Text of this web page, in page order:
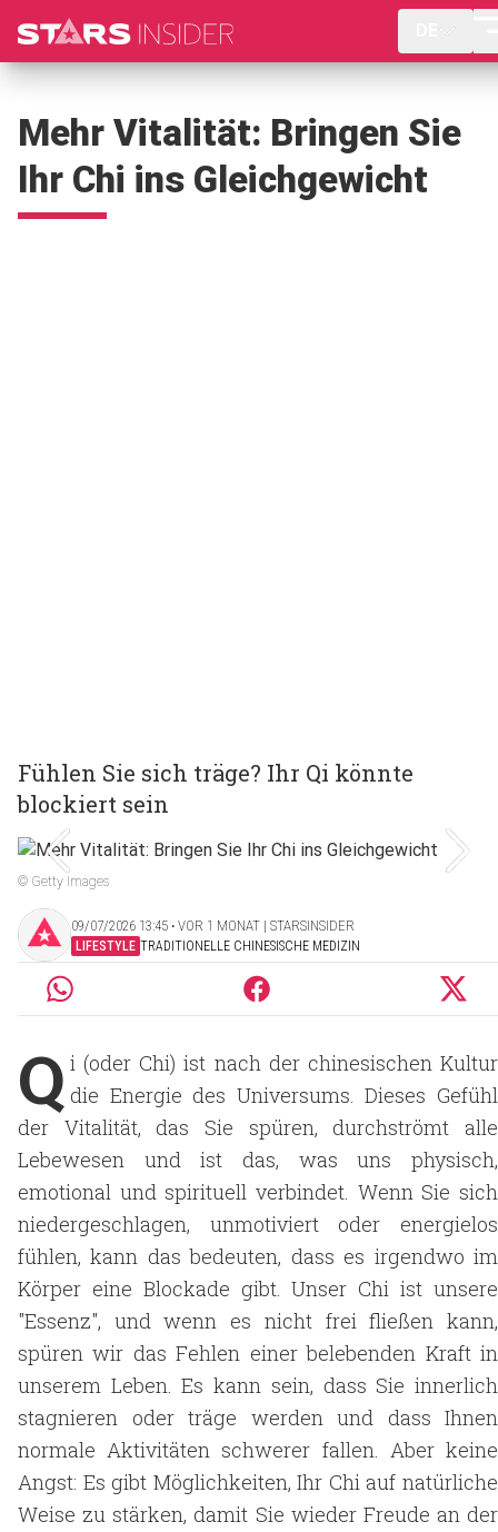
Mehr Vitalität: Bringen Sie
Ihr Chi ins Gleichgewicht
Fühlen Sie sich träge? Ihr Qi könnte
blockiert sein
© Getty Images
09/07/2026 13:45 ‧ VOR 1 MONAT | STARSINSIDER
LIFESTYLE TRADITIONELLE CHINESISCHE MEDIZIN
Q i (oder Chi) ist nach der chinesischen Kultur
die Energie des Universums. Dieses Gefühl
der Vitalität, das Sie spüren, durchströmt alle
Lebewesen und ist das, was uns physisch,
emotional und spirituell verbindet. Wenn Sie sich
niedergeschlagen, unmotiviert oder energielos
fühlen, kann das bedeuten, dass es irgendwo im
Körper eine Blockade gibt. Unser Chi ist unsere
"Essenz", und wenn es nicht frei fließen kann,
spüren wir das Fehlen einer belebenden Kraft in
unserem Leben. Es kann sein, dass Sie innerlich
stagnieren oder träge werden und dass Ihnen
normale Aktivitäten schwerer fallen. Aber keine
Angst: Es gibt Möglichkeiten, Ihr Chi auf natürliche
Weise zu stärken, damit Sie wieder Freude an der